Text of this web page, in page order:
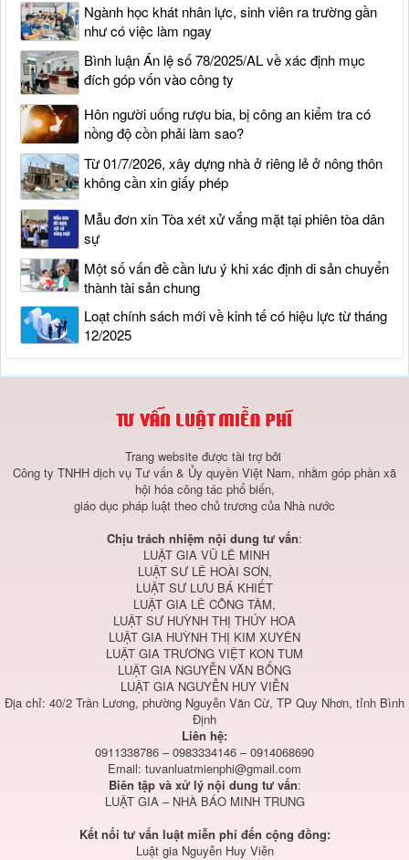
Ngành học khát nhân lực, sinh viên ra trường gần
như có việc làm ngay
Bình luận Án lệ số 78/2025/AL về xác định mục
đích góp vốn vào công ty
Hôn người uống rượu bia, bị công an kiểm tra có
nồng độ cồn phải làm sao?
Từ 01/7/2026, xây dựng nhà ở riêng lẻ ở nông thôn
không cần xin giấy phép
Mẫu đơn xin Tòa xét xử vắng mặt tại phiên tòa dân
sự
Một số vấn đề cần lưu ý khi xác định di sản chuyển
thành tài sản chung
Loạt chính sách mới về kinh tế có hiệu lực từ tháng
12/2025
Trang website được tài trợ bởi
Công ty TNHH dịch vụ Tư vấn & Ủy quyền Việt Nam, nhằm góp phần xã
hội hóa công tác phổ biến,
giáo dục pháp luật theo chủ trương của Nhà nước
Chịu trách nhiệm nội dung tư vấn:
LUẬT GIA VŨ LÊ MINH
LUẬT SƯ LÊ HOÀI SƠN,
LUẬT SƯ LƯU BÁ KHIẾT
LUẬT GIA LÊ CÔNG TÂM,
LUẬT SƯ HUỲNH THỊ THÚY HOA
LUẬT GIA HUỲNH THỊ KIM XUYÊN
LUẬT GIA TRƯƠNG VIỆT KON TUM
LUẬT GIA NGUYỄN VĂN BỔNG
LUẬT GIA NGUYỄN HUY VIỄN
Địa chỉ: 40/2 Trần Lương, phường Nguyễn Văn Cừ, TP Quy Nhơn, tỉnh Bình
Định
Liên hệ:
0911338786 – 0983334146 – 0914068690
Email: tuvanluatmienphi@gmail.com
Biên tập và xử lý nội dung tư vấn:
LUẬT GIA – NHÀ BÁO MINH TRUNG
Kết nối tư vấn luật miễn phí đến cộng đồng:
Luật gia Nguyễn Huy Viễn